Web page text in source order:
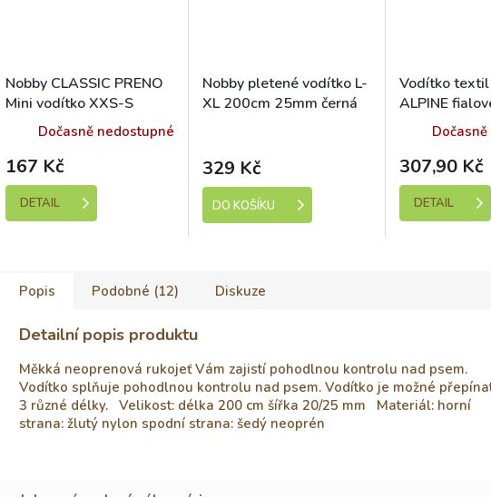
Nobby CLASSIC PRENO
Mini vodítko XXS-S
neoprén malina 2m
Dočasně nedostupné
167 Kč
DETAIL
Nobby pletené vodítko L-
XL 200cm 25mm černá
329 Kč
DO KOŠÍKU
Vodítko
ALPINE
BAFPET
307,90 Kč
DETAIL
Popis Podobné (12) Diskuze
Detailní popis produktu
Měkká neoprenová rukojeť Vám zajistí pohodlnou kontrolu nad psem.
Vodítko splňuje pohodlnou kontrolu nad psem. Vodítko je možné
3 různé délky. Velikost: délka 200 cm šířka 20/25 mm Materiál: horní
strana: žlutý nylon spodní strana: šedý neoprén